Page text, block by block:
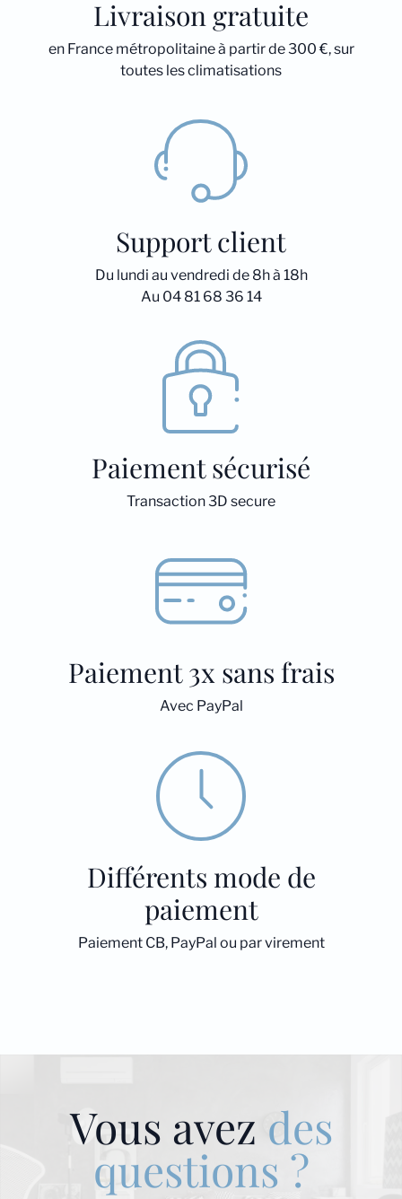
Livraison gratuite
en France métropolitaine à partir de 300 €, sur
toutes les climatisations
Support client
Du lundi au vendredi de 8h à 18h
Au 04 81 68 36 14
Paiement sécurisé
Transaction 3D secure
Paiement 3x sans frais
Avec PayPal
Différents mode de
paiement
Paiement CB, PayPal ou par virement
Vous avez des
questions ?